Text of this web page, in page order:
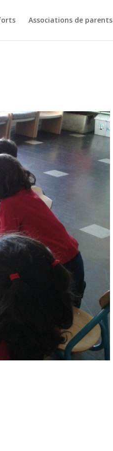
Associations de parents